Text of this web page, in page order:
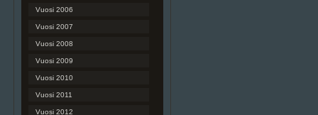
Vuosi 2006
Vuosi 2007
Vuosi 2008
Vuosi 2009
Vuosi 2010
Vuosi 2011
Vuosi 2012